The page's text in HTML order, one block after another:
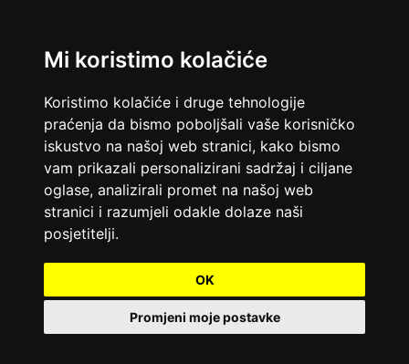
Mi koristimo kolačiće
Koristimo kolačiće i druge tehnologije
praćenja da bismo poboljšali vaše korisničko
iskustvo na našoj web stranici, kako bismo
vam prikazali personalizirani sadržaj i ciljane
oglase, analizirali promet na našoj web
stranici i razumjeli odakle dolaze naši
posjetitelji.
OK
Promjeni moje postavke